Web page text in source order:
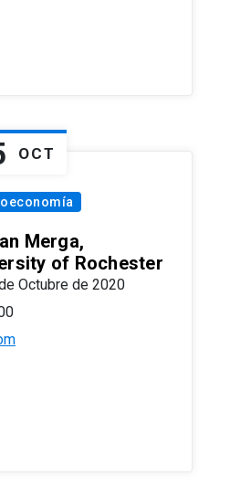
OCT
Merga,
of Rochester
Octubre de 2020